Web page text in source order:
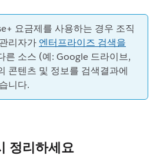
요금제를 사용하는 경우 조직
리자가 엔터프라이즈 검색을
른 소스 (예: Google 드라이브,
콘텐츠 및 정보를 검색결과에
니다.
정리하세요